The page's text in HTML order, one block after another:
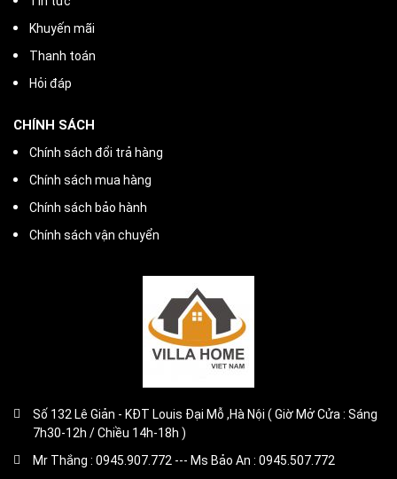
Khuyến mãi
Thanh toán
Hỏi đáp
CHÍNH SÁCH
Chính sách đổi trả hàng
Chính sách mua hàng
Chính sách bảo hành
Chính sách vận chuyển
Số 132 Lê Giản - KĐT Louis Đại Mỗ ,Hà Nội ( Giờ Mở Cửa : Sáng
7h30-12h / Chiều 14h-18h )
Mr Thắng : 0945.907.772 --- Ms Bảo An : 0945.507.772